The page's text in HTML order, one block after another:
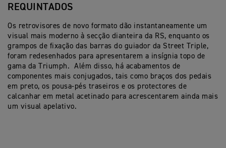
REQUINTADOS
Os retrovisores de novo formato dão instantaneamente um
visual mais moderno à secção dianteira da RS, enquanto os
grampos de fixação das barras do guiador da Street Triple,
foram redesenhados para apresentarem a insígnia topo de
gama da Triumph. Além disso, há acabamentos de
componentes mais conjugados, tais como braços dos pedais
em preto, os pousa-pés traseiros e os protectores de
calcanhar em metal acetinado para acrescentarem ainda mais
um visual apelativo.